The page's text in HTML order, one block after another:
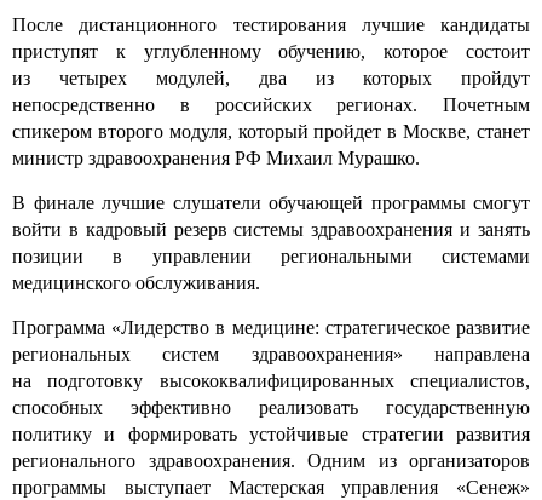
После дистанционного тестирования лучшие кандидаты
приступят к углубленному обучению, которое состоит
из четырех модулей, два из которых пройдут
непосредственно в российских регионах. Почетным
спикером второго модуля, который пройдет в Москве, станет
министр здравоохранения РФ Михаил Мурашко.
В финале лучшие слушатели обучающей программы смогут
войти в кадровый резерв системы здравоохранения и занять
позиции в управлении региональными системами
медицинского обслуживания.
Программа «Лидерство в медицине: стратегическое развитие
региональных систем здравоохранения» направлена
на подготовку высококвалифицированных специалистов,
способных эффективно реализовать государственную
политику и формировать устойчивые стратегии развития
регионального здравоохранения. Одним из организаторов
программы выступает Мастерская управления «Сенеж»